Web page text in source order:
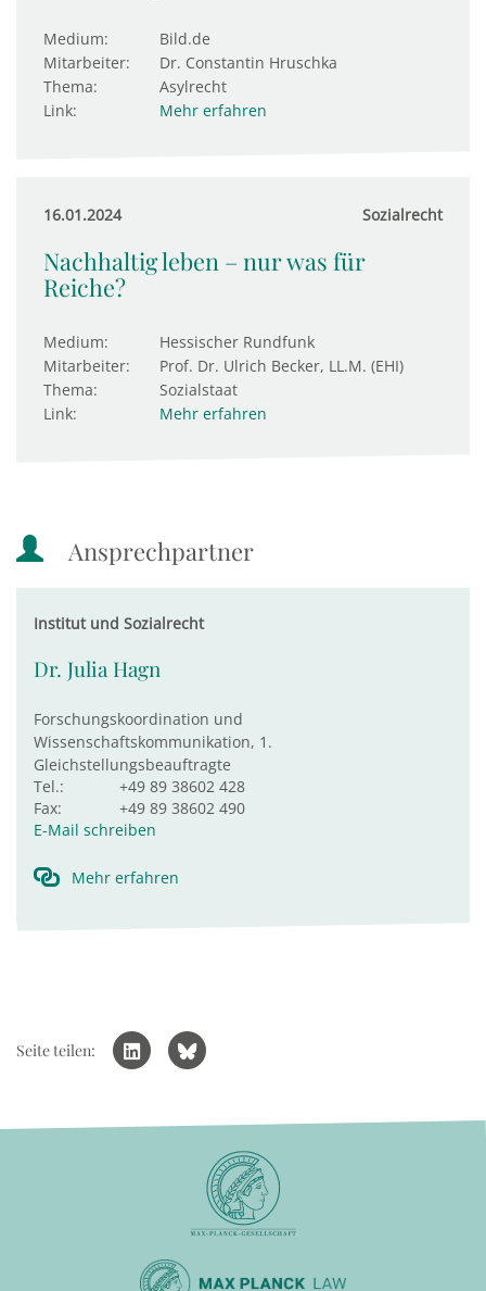
Medium:
Bild.de
Mitarbeiter:
Dr. Constantin Hruschka
Thema:
Asylrecht
Link:
Mehr erfahren
16.01.2024 Sozialrecht
Nachhaltig leben – nur was für
Reiche?
Medium:
Hessischer Rundfunk
Mitarbeiter:
Prof. Dr. Ulrich Becker, LL.M. (EHI)
Thema:
Sozialstaat
Link:
Mehr erfahren
Ansprechpartner
Institut und Sozialrecht
Dr. Julia Hagn
Forschungskoordination und
Wissenschaftskommunikation, 1.
Gleichstellungsbeauftragte
Tel.:
+49 89 38602 428
Fax:
+49 89 38602 490
E-Mail schreiben
Mehr erfahren
Seite teilen: